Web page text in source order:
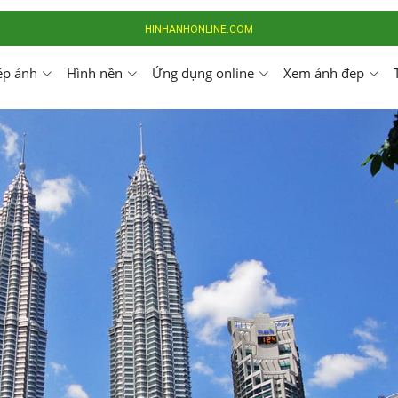
HINHANHONLINE.COM
ảnh Hình nền Ứng dụng online Xem ảnh đep